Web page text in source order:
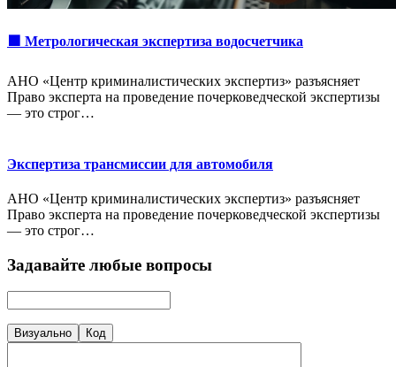
🟩 Метрологическая экспертиза водосчетчика
АНО «Центр криминалистических экспертиз» разъясняет
Право эксперта на проведение почерковедческой экспертизы
— это строг…
Экспертиза трансмиссии для автомобиля
АНО «Центр криминалистических экспертиз» разъясняет
Право эксперта на проведение почерковедческой экспертизы
— это строг…
Задавайте любые вопросы
Визуально Код